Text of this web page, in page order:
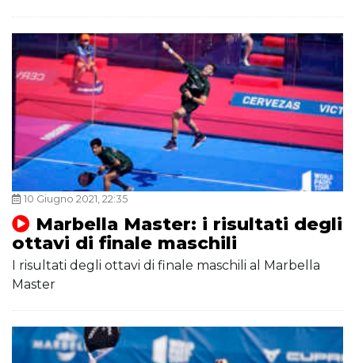
10 Giugno 2021, 22:35
Marbella Master: i risultati degli
ottavi di finale maschili
I risultati degli ottavi di finale maschili al Marbella
Master